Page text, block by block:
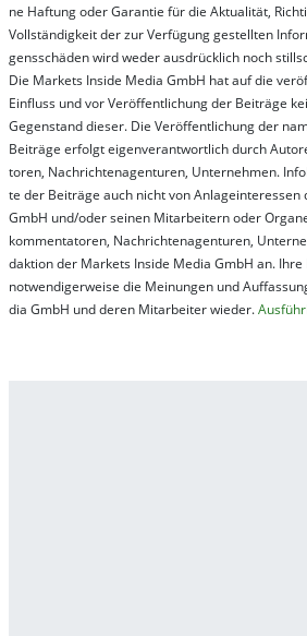
ne Haf­tung oder Ga­ran­tie für die Ak­tu­ali­tät,
Vol­lständ­ig­keit der zur Ver­fü­gung ge­stel­lt­en
gens­schä­den wird we­der aus­drück­lich noch
Die Mar­kets In­side Me­dia GmbH hat auf die
Ein­fluss und vor Ver­öf­fent­lich­ung der Bei­trä­ge
Ge­gen­stand die­ser. Die Ver­öf­fent­lich­ung der
Bei­trä­ge er­folgt ei­gen­ver­ant­wort­lich durch
tor­en, Nach­richt­en­ag­en­tur­en, Un­ter­neh­men.
te der Bei­trä­ge auch nicht von An­la­ge­in­te­res­sen
GmbH und/oder sei­nen Mit­ar­bei­tern oder
kom­men­ta­tor­en, Nach­rich­ten­ag­en­tur­en,
dak­tion der Mar­kets In­side Me­dia GmbH an.
not­wen­di­ger­wei­se die Mei­nung­en und
dia GmbH und de­ren Mit­ar­bei­ter wie­der.